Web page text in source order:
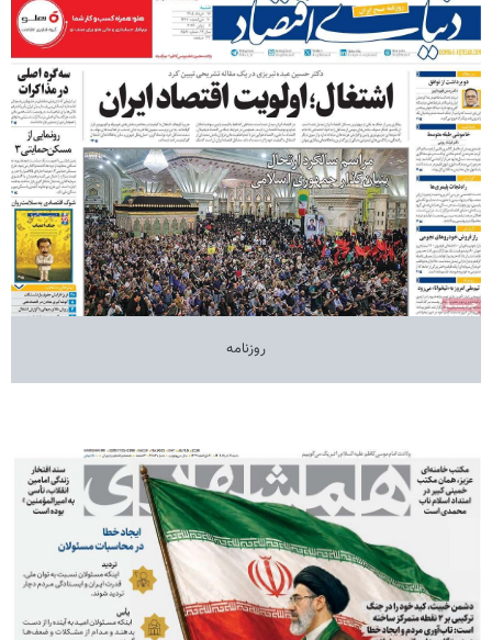
روزنامه